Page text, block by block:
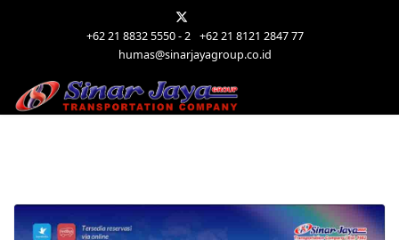
+62 21 8832 5550 - 2 +62 21 8121 2847 77
humas@sinarjayagroup.co.id